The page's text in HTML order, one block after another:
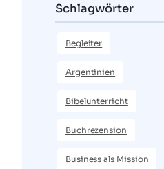
Schlagwörter
Begleiter
Argentinien
Bibelunterricht
Buchrezension
Business als Mission